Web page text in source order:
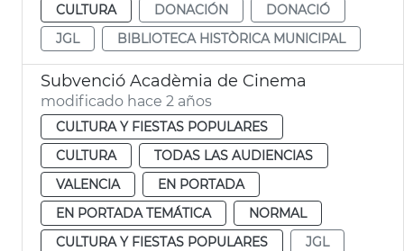
CULTURA
DONACIÓN
DONACIÓ
JGL
BIBLIOTECA HISTÒRICA MUNICIPAL
Subvenció Acadèmia de Cinema
modificado hace 2 años
CULTURA Y FIESTAS POPULARES
CULTURA
TODAS LAS AUDIENCIAS
VALENCIA
EN PORTADA
EN PORTADA TEMÁTICA
NORMAL
CULTURA Y FIESTAS POPULARES
JGL